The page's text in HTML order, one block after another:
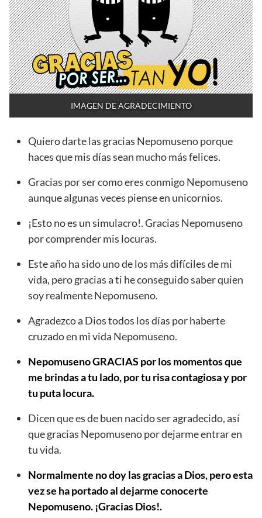
IMAGEN DE AGRADECIMIENTO
Quiero darte las gracias Nepomuseno porque
haces que mis días sean mucho más felices.
Gracias por ser como eres conmigo Nepomuseno
aunque algunas veces piense en unicornios.
¡Esto no es un simulacro!. Gracias Nepomuseno
por comprender mis locuras.
Este año ha sido uno de los más difíciles de mi
vida, pero gracias a ti he conseguido saber quien
soy realmente Nepomuseno.
Agradezco a Dios todos los días por haberte
cruzado en mi vida Nepomuseno.
Nepomuseno GRACIAS por los momentos que
me brindas a tu lado, por tu risa contagiosa y por
tu puta locura.
Dicen que es de buen nacido ser agradecido, así
que gracias Nepomuseno por dejarme entrar en
tu vida.
Normalmente no doy las gracias a Dios, pero esta
vez se ha portado al dejarme conocerte
Nepomuseno. ¡Gracias Dios!.